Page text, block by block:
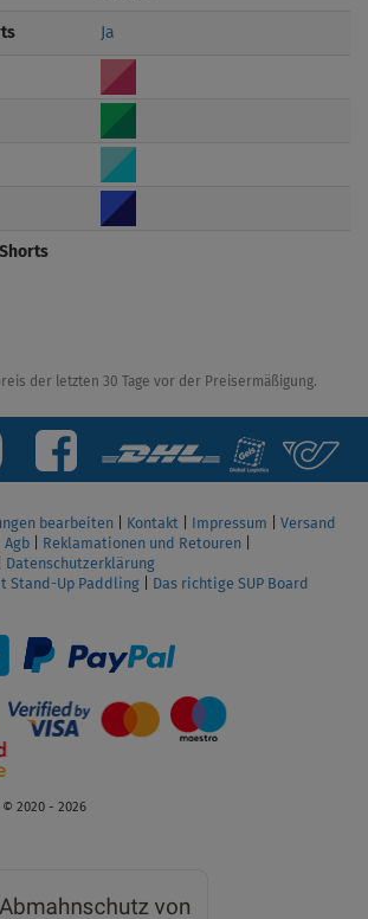
Ja
der letzten 30 Tage vor der Preisermäßigung.
bearbeiten Kontakt Impressum
Versand
Agb Reklamationen und Retouren
Datenschutzerklärung
Stand-Up Paddling
Das richtige SUP Board
© 2020 - 2026